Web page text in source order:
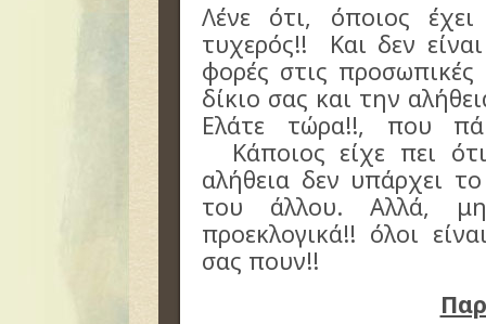
Λένε ότι, όποιος
τυχερός!! Και δεν
φορές στις
δίκιο σας και την
Ελάτε τώρα!!, που
Κάποιος είχε πει
αλήθεια δεν υπάρχει
του άλλου. Αλλά,
προεκλογικά!! όλοι
σας πουν!!